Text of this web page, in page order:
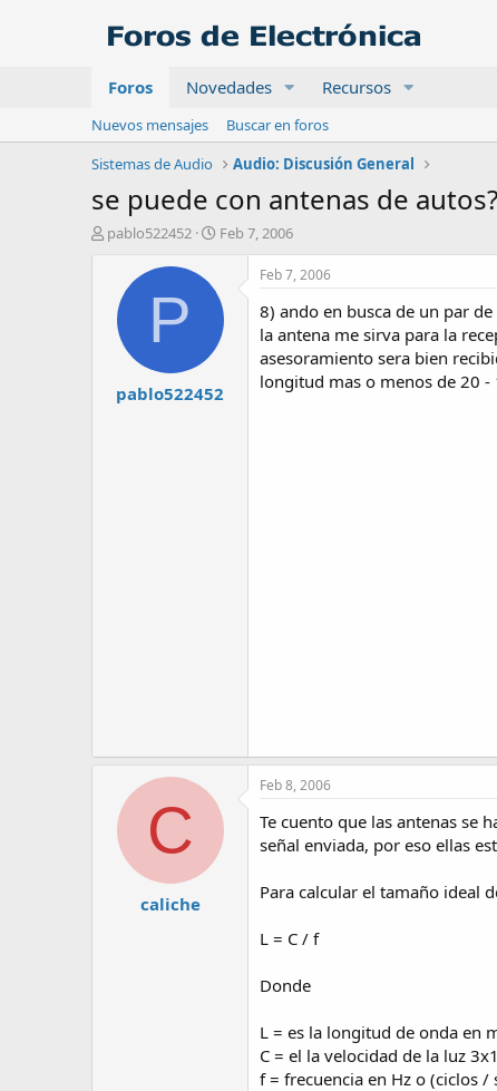
Foros Novedades Recursos
Nuevos mensajes
Buscar en foros
Sistemas de Audio
Audio: Discusión General
se puede con antenas de autos?
A
pablo522452
F
h
a
d
n
Feb 7, 2006
P
pablo522452
Feb 7, 2006
8) ando en busca de un par
la antena me sirva para la
asesoramiento sera bien
longitud mas o menos de 20 -
C
caliche
Feb 8, 2006
Te cuento que las antenas se
señal enviada, por eso ellas
Para calcular el tamaño ideal
L = C / f
Donde
L = es la longitud de onda en
C = el la velocidad de la luz
f = frecuencia en Hz o (ciclos /